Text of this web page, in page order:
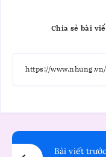
Chia sẻ bài
Bài viết trước